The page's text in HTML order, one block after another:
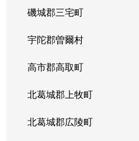
磯城郡三宅町
宇陀郡曽爾村
高市郡高取町
北葛城郡上牧町
北葛城郡広陵町